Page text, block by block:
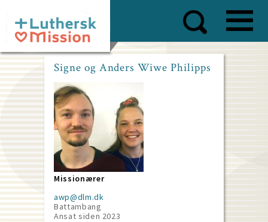
main
content
Signe og Anders Wiwe Philipps
Missionærer
awp@dlm.dk
Battambang
Ansat siden 2023